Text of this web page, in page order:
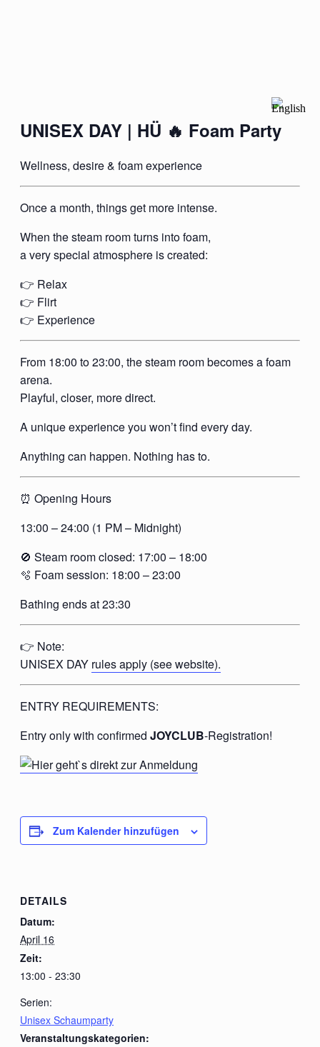
UNISEX DAY | HÜ 🔥 Foam Party
Wellness, desire & foam experience
Once a month, things get more intense.
When the steam room turns into foam,
a very special atmosphere is created:
👉 Relax
👉 Flirt
👉 Experience
From 18:00 to 23:00, the steam room becomes a foam
arena.
Playful, closer, more direct.
A unique experience you won’t find every day.
Anything can happen. Nothing has to.
⏰ Opening Hours
13:00 – 24:00 (1 PM – Midnight)
🚫 Steam room closed: 17:00 – 18:00
🫧 Foam session: 18:00 – 23:00
Bathing ends at 23:30
👉 Note:
UNISEX DAY rules apply (see website).
ENTRY REQUIREMENTS:
Entry only with confirmed JOYCLUB-Registration!
Zum Kalender hinzufügen
DETAILS
Datum:
April 16
Zeit:
13:00 - 23:30
Serien:
Unisex Schaumparty
Veranstaltungskategorien: